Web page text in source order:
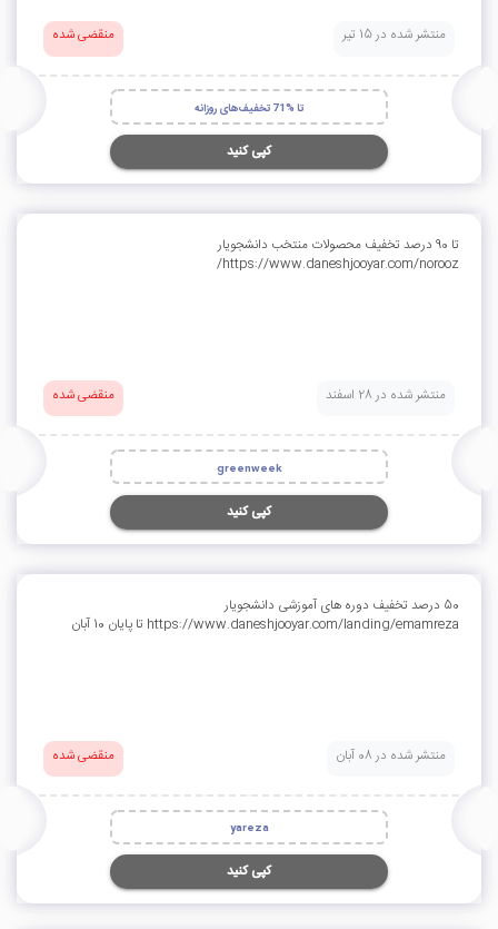
منتشر شده در 15 تیر منقضی شده
تا %71 تخفیف‌های روزانه
کپی کنید
تا 90 درصد تخفیف محصولات منتخب دانشجویار
https://www.daneshjooyar.com/norooz/
منتشر شده در 28 اسفند منقضی شده
greenweek
کپی کنید
50 درصد تخفیف دوره های آموزشی دانشجویار
https://www.daneshjooyar.com/landing/emamreza تا پایان 10 آبان
منتشر شده در 08 آبان منقضی شده
yareza
کپی کنید